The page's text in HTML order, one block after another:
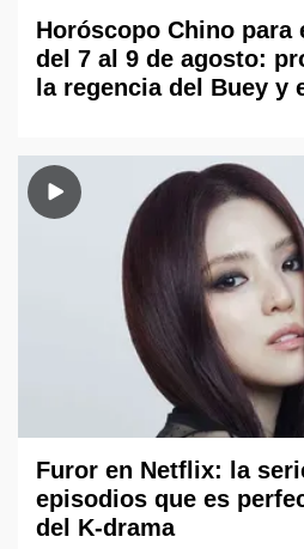
Horóscopo Chino para
del 7 al 9 de agosto:
la regencia del Buey y
Furor en Netflix: la
episodios que es
del K-drama